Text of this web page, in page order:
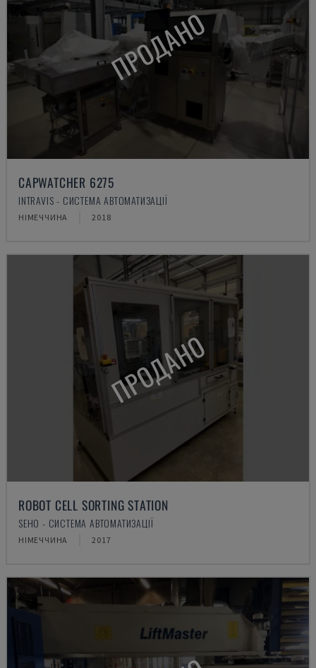
ПРОДАНО
CAPWATCHER 6275
INTRAVIS - СИСТЕМА АВТОМАТИЗАЦІЇ
НІМЕЧЧИНА 2018
ПРОДАНО
ROBOT CELL SORTING STATION
SEHO - СИСТЕМА АВТОМАТИЗАЦІЇ
НІМЕЧЧИНА 2017